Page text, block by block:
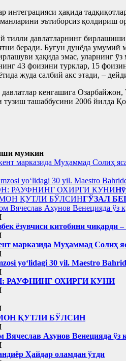
интеграцияси ҳақида
эътиборсиз қолдириш
тилли давлатларнинг
беради. Бугун дунёда умумий
ҳақида эмас, уларнинг
43 фоизини турклар, 15
жуда салбий акс этади, –
кенгашига
ташаббусини 2006 йилда
мумкин
ГЎЗАЛ
ёзувчиси китобини чиқарди
марказида Муҳаммад Солиҳ
yoʻlidagi 30 yil. Maestro
РАУФНИНГ ОХИРГИ КУНИ
ҚУТЛИ БЎЛСИН
Вячеслав Ахунов Венецияда ўз
Ҳайдар оламдан ўтди